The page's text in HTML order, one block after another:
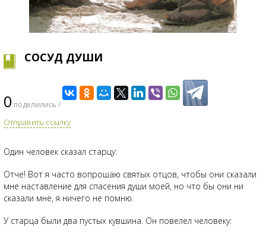
СОСУД ДУШИ
0 поделились /
Отправить ссылку
Один человек сказал старцу:
Отче! Вот я часто вопрошаю святых отцов, чтобы они сказали
мне наставление для спасения души моей, но что бы они ни
сказали мне, я ничего не помню.
У старца были два пустых кувшина. Он повелел человеку: